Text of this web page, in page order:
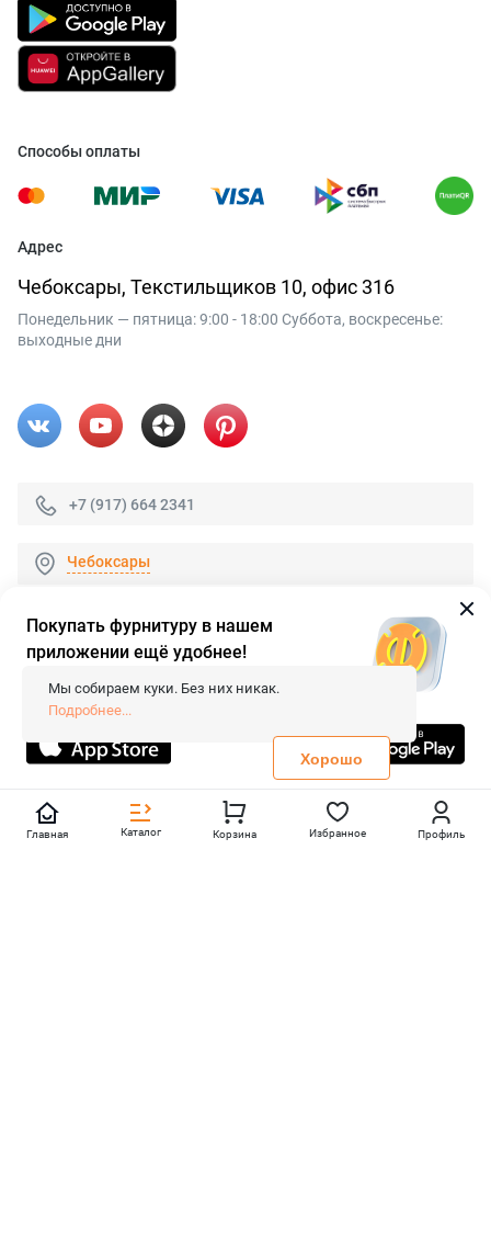
Способы оплаты
Адрес
Чебоксары, Текстильщиков 10, офис 316
Понедельник — пятница: 9:00 - 18:00 Суббота, воскресенье:
выходные дни
+7 (917) 664 2341
Чебоксары
© 2026 «FieraShop.ru»
Сопровождение сайта
- Вебформат.
Все права защищены.
Не является публичной офертой
Политика конфиденциальности
Главная Каталог Корзина Избранное Профиль
Покупать фурнитуру в нашем
приложении ещё удобнее!
Мы собираем куки. Без них никак.
Подробнее...
Хорошо